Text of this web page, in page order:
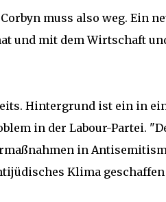
muss also weg. Ein
und mit dem Wirtschaft
Hintergrund ist ein in
in der Labour-Partei.
in
Klima geschaffen